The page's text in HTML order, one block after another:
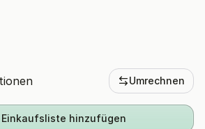
Umrechnen
Einkaufsliste hinzufügen